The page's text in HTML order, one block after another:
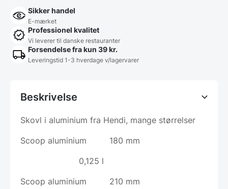
Sikker handel
E-mærket
Professionel kvalitet
Vi leverer til danske restauranter
Forsendelse fra kun 39 kr.
Leveringstid 1-3 hverdage v/lagervarer
Beskrivelse
Skovl i aluminium fra Hendi, mange størrelser
Scoop aluminium 180 mm
0,125 l
Scoop aluminium 210 mm